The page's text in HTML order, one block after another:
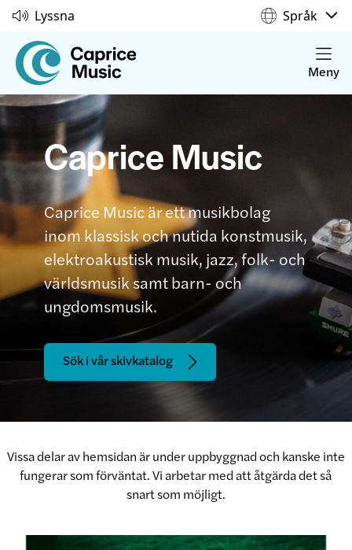
Lyssna Språk
Meny
Caprice Music
Caprice Music är ett musikbolag
inom klassisk och nutida konstmusik,
elektroakustisk musik, jazz, folk- och
världsmusik samt barn- och
ungdomsmusik.
Sök i vår skivkatalog
Vissa delar av hemsidan är under uppbyggnad och kanske inte
fungerar som förväntat. Vi arbetar med att åtgärda det så
snart som möjligt.